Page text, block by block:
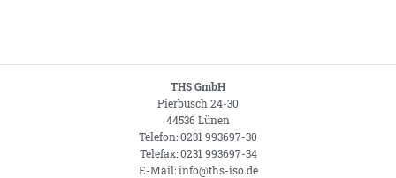
THS GmbH
Pierbusch 24-30
44536 Lünen
Telefon: 0231 993697-30
Telefax: 0231 993697-34
E-Mail: info@ths-iso.de